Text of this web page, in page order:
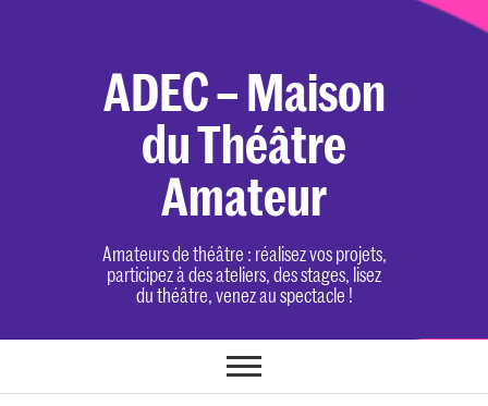
ADEC – Maison
du Théâtre
Amateur
Amateurs de théâtre : réalisez vos projets,
participez à des ateliers, des stages, lisez
du théâtre, venez au spectacle !